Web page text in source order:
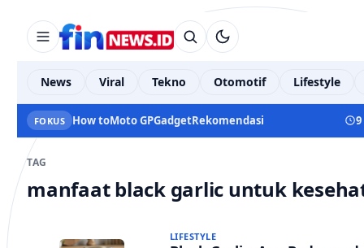
News Viral Tekno Otomotif Lifestyle
FOKUS How toMoto GPGadgetRekomendasi
TAG
manfaat black garlic untuk
LIFESTYLE